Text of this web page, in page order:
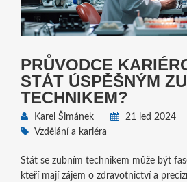
PRŮVODCE
STÁT ÚSPĚŠNÝM
TECHNIKEM?
Karel Šimánek 21 led 2024
Vzdělání a kariéra
Stát se zubním technikem může být
kteří mají zájem o zdravotnictví a